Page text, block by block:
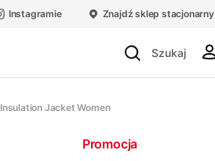
Instagramie Znajdź sklep stacjonarny
Jacket Women
Promocja